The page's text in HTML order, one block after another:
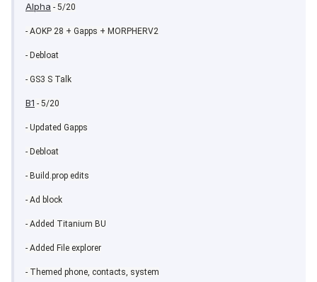
Alpha - 5/20
- AOKP 28 + Gapps + MORPHERV2
- Debloat
- GS3 S Talk
B1 - 5/20
- Updated Gapps
- Debloat
- Build.prop edits
- Ad block
- Added Titanium BU
- Added File explorer
- Themed phone, contacts, system